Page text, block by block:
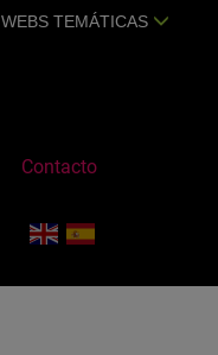
WEBS TEMÁTICAS
Contacto